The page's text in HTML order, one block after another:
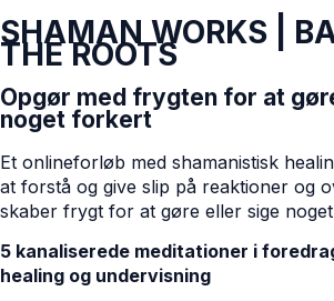
SHAMAN WORKS |
THE ROOTS
Opgør med frygten for at
noget forkert
Et onlineforløb med shamanistisk
at forstå og give slip på reaktioner og
skaber frygt for at gøre eller sige
5 kanaliserede meditationer i
healing og undervisning